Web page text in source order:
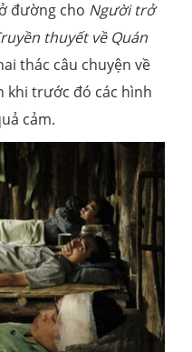
đường cho Người trở
thuyết về Quán
thác câu chuyện về
khi trước đó các hình
cảm.